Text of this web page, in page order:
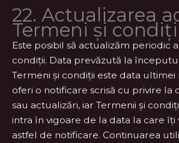
22. Actualizarea
Termeni și
Este posibil să actualizăm periodic
condiții. Data prevăzută la
Termeni și condiții este data ultimei
oferi o notificare scrisă cu privire la
sau actualizări, iar Termenii și
intra în vigoare de la data la care îți
astfel de notificare. Continuarea